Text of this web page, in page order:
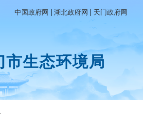
中国政府网 | 湖北政府网 | 天门政府网
市生态环境局